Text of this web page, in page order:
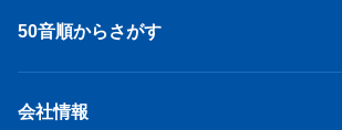
50音順からさがす
会社情報